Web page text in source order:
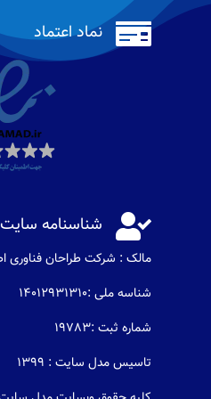
 نماد اعتماد
 شناسنامه سایت
مالک : شرکت طراحان فناوری
شناسه ملی :14012931310
شماره ثبت :19783
تاسیس مدل سایت : 1399